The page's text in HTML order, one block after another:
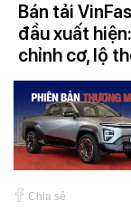
Bán tải
đầu xuất
chỉnh cơ, lộ
Chia sẻ